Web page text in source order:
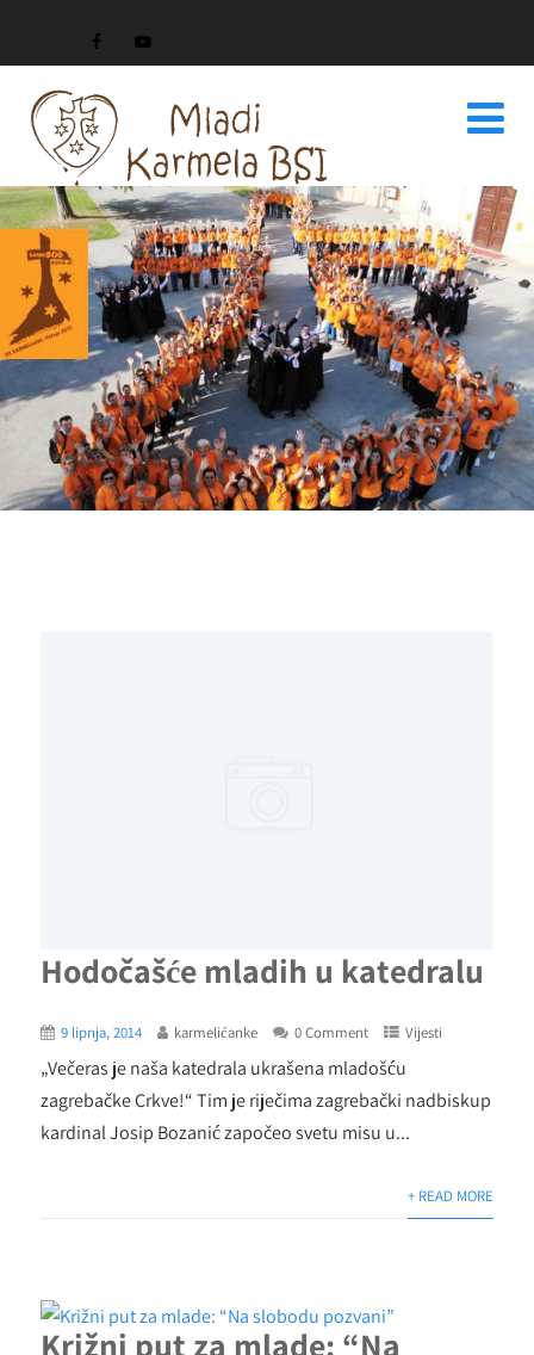
Hodočašće mladih u katedralu
9 lipnja, 2014 karmelićanke 0 Comment Vijesti
„Večeras je naša katedrala ukrašena mladošću
zagrebačke Crkve!“ Tim je riječima zagrebački nadbiskup
kardinal Josip Bozanić započeo svetu misu u...
+ READ MORE
Križni put za mlade: “Na